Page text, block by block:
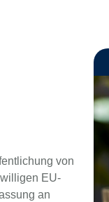
von
EU-
an